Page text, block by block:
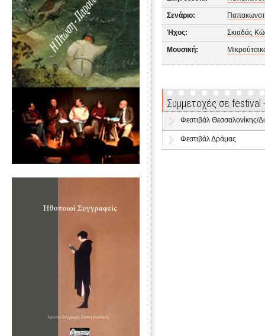
Σενάριο:
Ήχος: Σκιαδάς
Μουσική:
Συμμετοχές σε
Φεστιβάλ Θεσσαλονίκης/
Φεστιβάλ Δράμας